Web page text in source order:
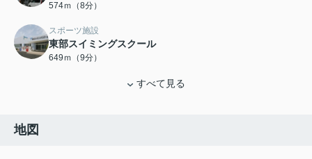
574ｍ（8分）
スポーツ施設
東部スイミングスクール
649ｍ（9分）
すべて見る
地図